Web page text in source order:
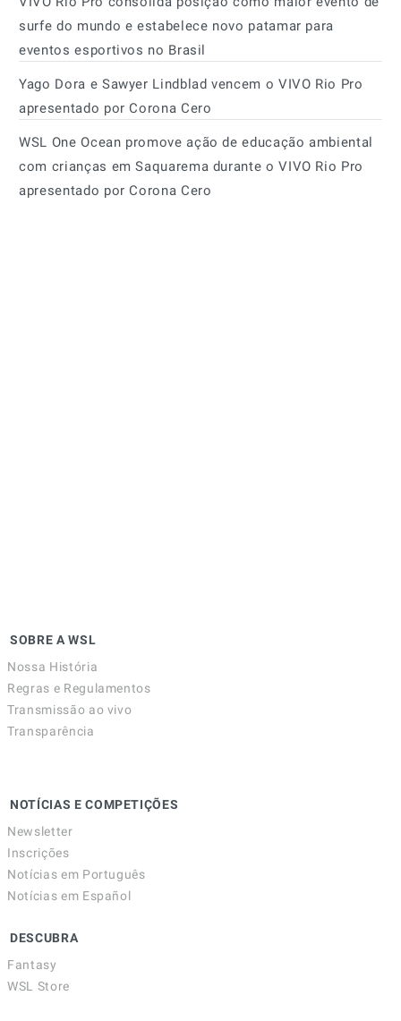
surfe do mundo e estabelece novo patamar para
eventos esportivos no Brasil
Yago Dora e Sawyer Lindblad vencem o VIVO Rio Pro
apresentado por Corona Cero
WSL One Ocean promove ação de educação ambiental
com crianças em Saquarema durante o VIVO Rio Pro
apresentado por Corona Cero
SOBRE A WSL
Nossa História
Regras e Regulamentos
Transmissão ao vivo
Transparência
NOTÍCIAS E COMPETIÇÕES
Newsletter
Inscrições
Notícias em Português
Notícias em Español
DESCUBRA
Fantasy
WSL Store